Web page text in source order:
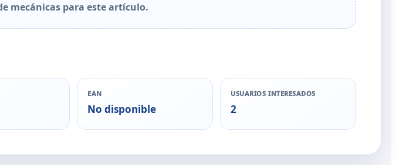
mecánicas para este artículo.
EAN
No disponible
USUARIOS INTERESADOS
2